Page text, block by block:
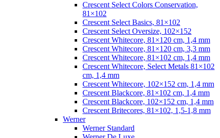
Crescent Select Colors Conservation,
81×102
Crescent Select Basics, 81×102
Crescent Select Oversize, 102×152
Crescent Whitecore, 81×120 cm, 1,4 mm
Crescent Whitecore, 81×120 cm, 3,3 mm
Crescent Whitecore, 81×102 cm, 1,4 mm
Crescent Whitecore, Select Metals 81×102
cm, 1,4 mm
Crescent Whitecore, 102×152 cm, 1,4 mm
Crescent Blackcore, 81×102 cm, 1,4 mm
Crescent Blackcore, 102×152 cm, 1,4 mm
Crescent Britecores, 81×102, 1,5-1,8 mm
Werner
Werner Standard